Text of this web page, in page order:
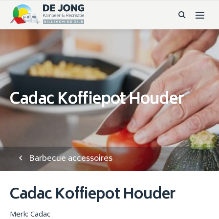
Cadac Koffiepot Houder
Barbecue accessoires
Cadac Koffiepot Houder
Merk: Cadac